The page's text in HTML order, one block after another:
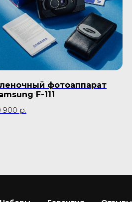
фотоаппарат
F-111
900 р.